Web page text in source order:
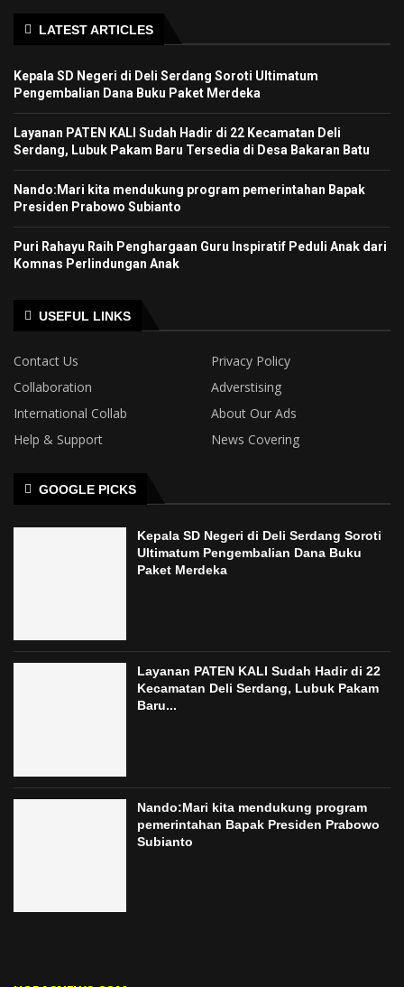
LATEST ARTICLES
Kepala SD Negeri di Deli Serdang Soroti Ultimatum
Pengembalian Dana Buku Paket Merdeka
Layanan PATEN KALI Sudah Hadir di 22 Kecamatan Deli
Serdang, Lubuk Pakam Baru Tersedia di Desa Bakaran Batu
Nando:Mari kita mendukung program pemerintahan Bapak
Presiden Prabowo Subianto
Puri Rahayu Raih Penghargaan Guru Inspiratif Peduli Anak dari
Komnas Perlindungan Anak
USEFUL LINKS
Contact Us
Privacy Policy
Collaboration
Adverstising
International Collab
About Our Ads
Help & Support
News Covering
GOOGLE PICKS
Kepala SD Negeri di Deli Serdang Soroti
Ultimatum Pengembalian Dana Buku
Paket Merdeka
Layanan PATEN KALI Sudah Hadir di 22
Kecamatan Deli Serdang, Lubuk Pakam
Baru...
Nando:Mari kita mendukung program
pemerintahan Bapak Presiden Prabowo
Subianto